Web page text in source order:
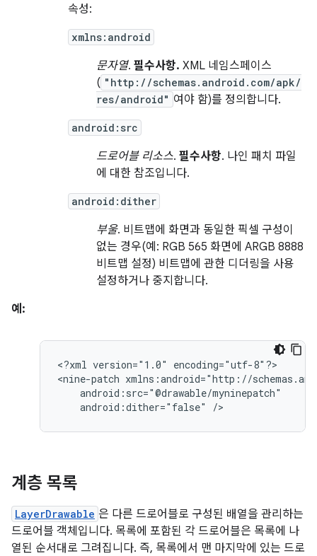
속성:
xmlns:android
문자열. 필수사항. XML 네임스페이스
( "http://schemas.android.com/apk/
res/android" 여야 함)를 정의합니다.
android:src
드로어블 리소스. 필수사항. 나인 패치 파일
에 대한 참조입니다.
android:dither
부울. 비트맵에 화면과 동일한 픽셀 구성이
없는 경우(예: RGB 565 화면에 ARGB 8888
비트맵 설정) 비트맵에 관한 디더링을 사용
설정하거나 중지합니다.
예:
<?xml version="1.0"
encoding="utf-8"?>
<nine-patch
android:dither="false"
/>
계층 목록
LayerDrawable 은 다른 드로어블로 구성된 배열을 관리하는
드로어블 객체입니다. 목록에 포함된 각 드로어블은 목록에 나
열된 순서대로 그려집니다. 즉, 목록에서 맨 마지막에 있는 드로